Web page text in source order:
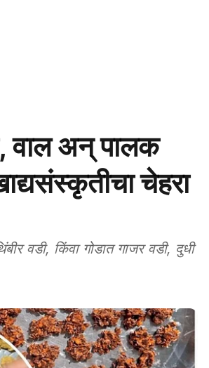
अन् पालक
चेहरा
वडी, किंवा गोडात गाजर वडी, दुधी